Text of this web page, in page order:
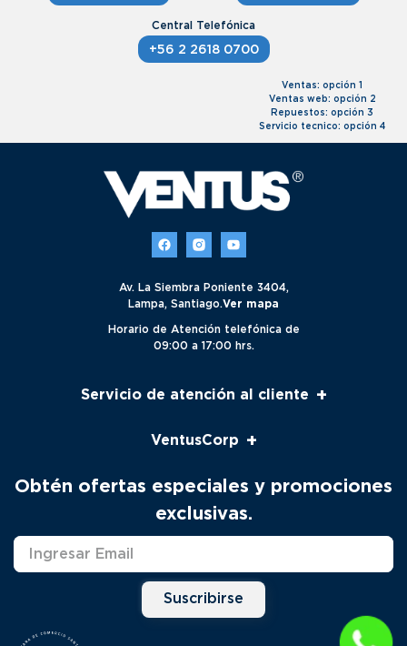
+56 2 2618 0700
Ventas: opción 1
Ventas web: opción 2
Repuestos: opción 3
Servicio tecnico: opción 4
Av. La Siembra Poniente 3404,
Lampa, Santiago.Ver mapa
Horario de Atención telefónica de
09:00 a 17:00 hrs.
Servicio de atención al cliente +
Seguimiento
Contacto
Solicitud Servicio Técnico
VentusCorp +
Productos
Marcas
Distribuidores
Obtén ofertas especiales y promociones
exclusivas.
Suscribirse